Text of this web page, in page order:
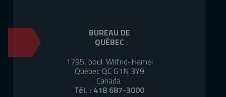
BUREAU DE
QUÉBEC
1795, boul. Wilfrid-Hamel
Québec QC G1N 3Y9
Canada
Tél. : 418 687-3000